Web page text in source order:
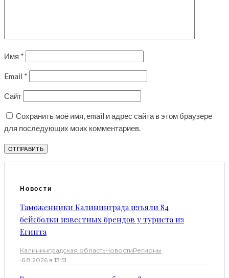
Имя *
Email *
Сайт
Сохранить моё имя, email и адрес сайта в этом браузере
для последующих моих комментариев.
Новости
Таможенники Калининграда изъяли 84
бейсболки известных брендов у туриста из
Египта
Калининградская областьНовостиРегионы
·6.8.2026 в 13:51